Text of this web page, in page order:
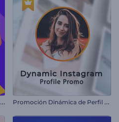
I
ntroducción colorida a la pestaña de búsqueda P
romoción Dinámica de Perfil de Instagram